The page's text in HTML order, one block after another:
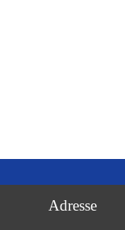
Adresse